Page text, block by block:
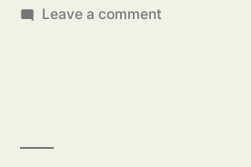
Leave a comment